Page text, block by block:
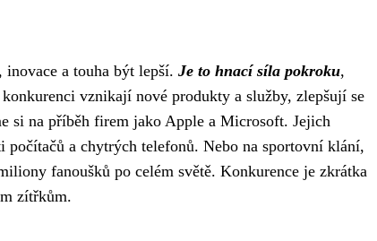
a touha být lepší. Je to hnací síla pokroku,
vznikají nové produkty a služby, zlepšují se
si na příběh firem jako Apple a Microsoft. Jejich
počítačů a chytrých telefonů. Nebo na sportovní klání,
fanoušků po celém světě. Konkurence je zkrátka
zítřkům.